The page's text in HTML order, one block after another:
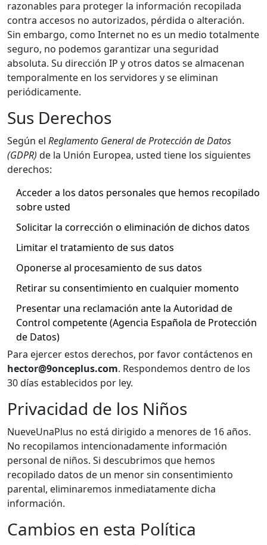
razonables para proteger la información recopilada
contra accesos no autorizados, pérdida o alteración.
Sin embargo, como Internet no es un medio totalmente
seguro, no podemos garantizar una seguridad
absoluta. Su dirección IP y otros datos se almacenan
temporalmente en los servidores y se eliminan
periódicamente.
Sus Derechos
Según el Reglamento General de Protección de Datos
(GDPR) de la Unión Europea, usted tiene los siguientes
derechos:
Acceder a los datos personales que hemos recopilado
sobre usted
Solicitar la corrección o eliminación de dichos datos
Limitar el tratamiento de sus datos
Oponerse al procesamiento de sus datos
Retirar su consentimiento en cualquier momento
Presentar una reclamación ante la Autoridad de
Control competente (Agencia Española de Protección
de Datos)
Para ejercer estos derechos, por favor contáctenos en
hector@9onceplus.com. Respondemos dentro de los
30 días establecidos por ley.
Privacidad de los Niños
NueveUnaPlus no está dirigido a menores de 16 años.
No recopilamos intencionadamente información
personal de niños. Si descubrimos que hemos
recopilado datos de un menor sin consentimiento
parental, eliminaremos inmediatamente dicha
información.
Cambios en esta Política